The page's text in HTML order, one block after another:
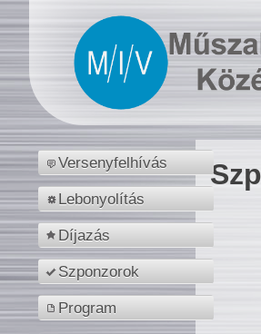
Versenyfelhívás
Lebonyolítás
Díjazás
Szponzorok
Program